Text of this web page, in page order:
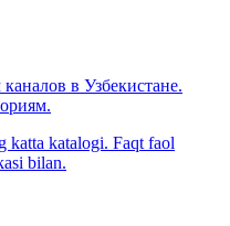
в Узбекистане.
katta katalogi. Faqt faol
bilan.